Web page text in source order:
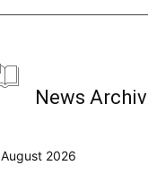
News Archiv
August 2026